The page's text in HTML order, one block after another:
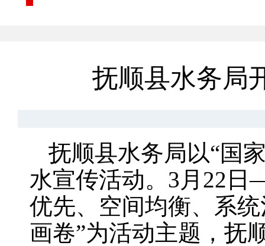
抚顺县水务局
抚顺县水务局以“国
水宣传活动。3月22日
优先、空间均衡、系
画卷”为活动主题，抚